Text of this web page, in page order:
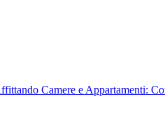
Camere e Appartamenti: